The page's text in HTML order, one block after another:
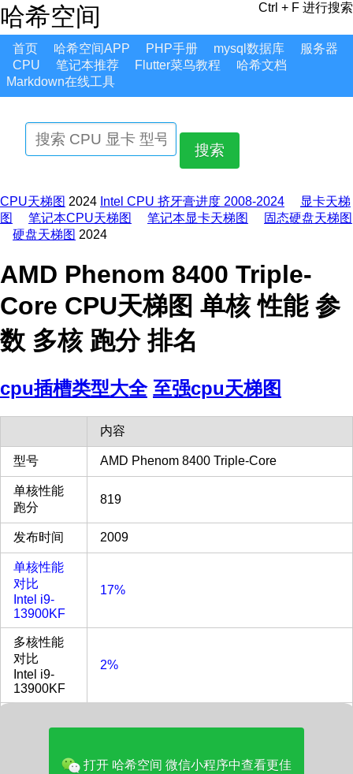
哈希空间 Ctrl + F 进行搜索
首页 哈希空间APP PHP手册 mysql数据库
服务器
CPU
笔记本推荐 Flutter菜鸟教程
哈希文档
Markdown在线工具
搜索
CPU天梯图 2024 Intel CPU 挤牙膏进度 2008-2024
显卡天梯
图
笔记本CPU天梯图 笔记本显卡天梯图
固态硬盘天梯图
硬盘天梯图 2024
AMD Phenom 8400 Triple-
Core CPU天梯图 单核 性能 参
数 多核 跑分 排名
cpu插槽类型大全 至强cpu天梯图
内容
型号 AMD Phenom 8400 Triple-Core
单核性能
跑分
819
发布时间 2009
单核性能
对比
Intel i9-
13900KF
17%
多核性能
对比
Intel i9-
13900KF
2%
打开 哈希空间 微信小程序中查看更佳